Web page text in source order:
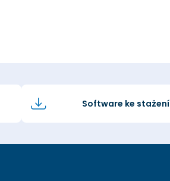
Software ke stažení